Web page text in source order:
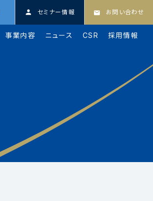
セミナー情報 お問い合わせ
事業内容 ニュース CSR 採用情報